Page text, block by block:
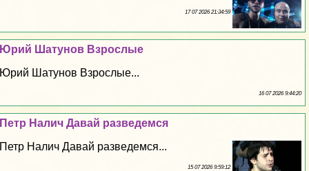
17 07 2026 21:34:59
Юрий Шатунов Взрослые
Юрий Шатунов Взрослые...
16 07 2026 9:44:20
Петр Налич Давай разведемся
Петр Налич Давай разведемся...
15 07 2026 9:59:12